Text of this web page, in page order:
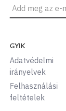
GYIK
Adatvédelmi
irányelvek
Felhasználási
feltételek